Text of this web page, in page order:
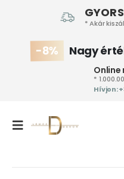
* Akár
-8% Nagy
Online
*
Hívjon: